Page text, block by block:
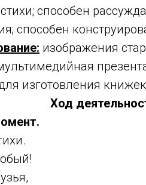
способен
способен
изображения
изготовления
Ход